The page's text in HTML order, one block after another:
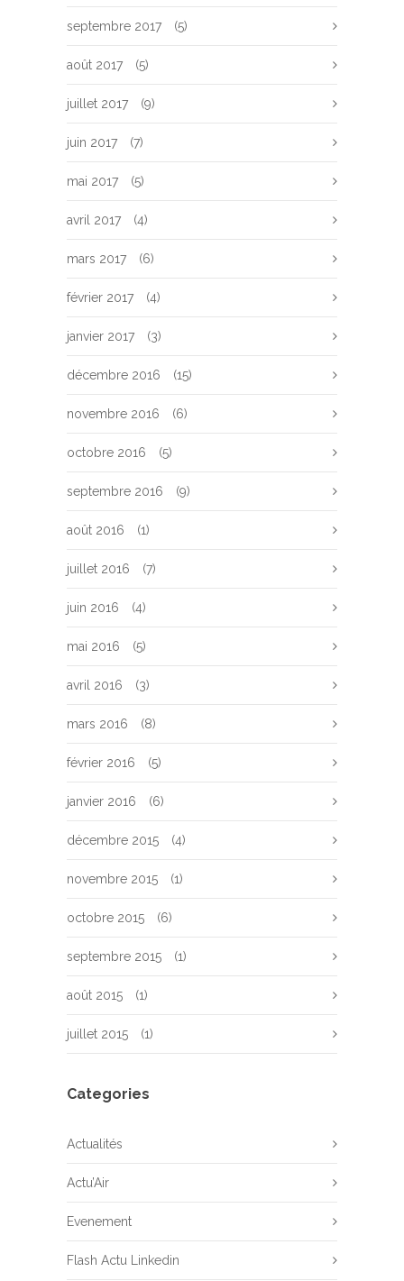
septembre 2017 (5)
août 2017 (5)
juillet 2017 (9)
juin 2017 (7)
mai 2017 (5)
avril 2017 (4)
mars 2017 (6)
février 2017 (4)
janvier 2017 (3)
décembre 2016 (15)
novembre 2016 (6)
octobre 2016 (5)
septembre 2016 (9)
août 2016 (1)
juillet 2016 (7)
juin 2016 (4)
mai 2016 (5)
avril 2016 (3)
mars 2016 (8)
février 2016 (5)
janvier 2016 (6)
décembre 2015 (4)
novembre 2015 (1)
octobre 2015 (6)
septembre 2015 (1)
août 2015 (1)
juillet 2015 (1)
Categories
Actualités
Actu’Air
Evenement
Flash Actu Linkedin